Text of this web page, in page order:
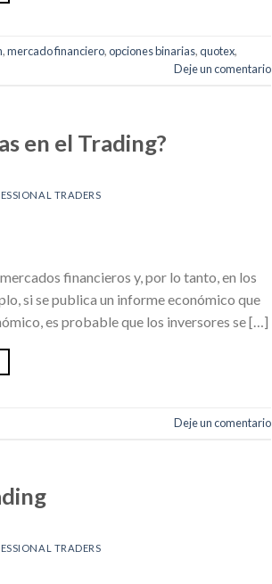
,mercado financiero,opciones binarias,quotex,
Deje un comentario
en el Trading?
TRADERS
financieros y, por lo tanto, en los
si se publica un informe económico que
es probable que los inversores se […]
Deje un comentario
TRADERS